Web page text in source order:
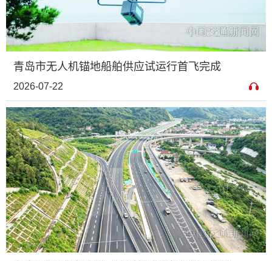
青岛市无人机锚地船舶供应试运行首飞完成
2026-07-22